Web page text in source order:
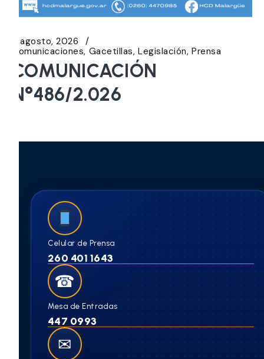
3 agosto, 2026
Comunicaciones Gacetillas Legislación Prensa
COMUNICACIÓN
N°486/2.026
Celular de Prensa
260 401 1643
☎
Mesa de Entradas
447 0993
✉